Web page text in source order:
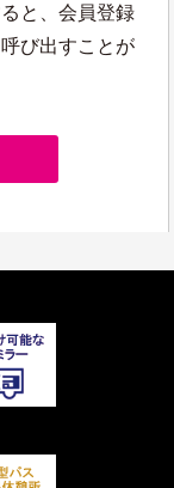
と、会員登録
び出すことが